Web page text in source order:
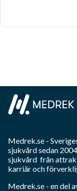
Medrek.se -
sjukvårdsedan
sjukvård från
karriär och
Medrek.se - en del